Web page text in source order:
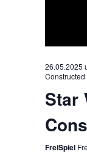
26.05.2025
Constructed
Star
FreiSpiel